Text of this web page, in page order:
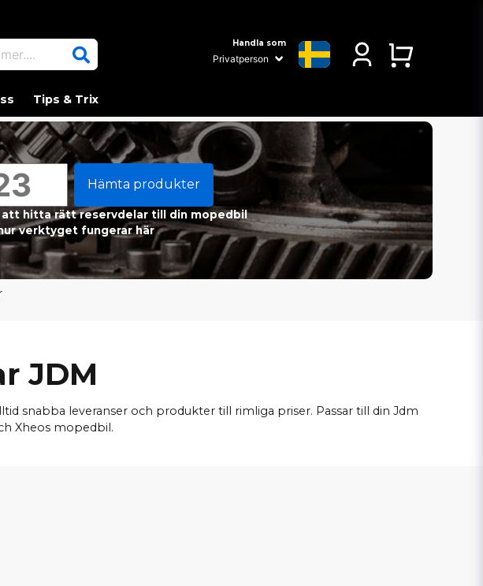
Handla som
Tips & Trix
Hämta produkter
hitta rätt reservdelar till din mopedbil
verktyget fungerar här
JDM
snabba leveranser och produkter till rimliga priser. Passar till din Jdm
Xheos mopedbil.